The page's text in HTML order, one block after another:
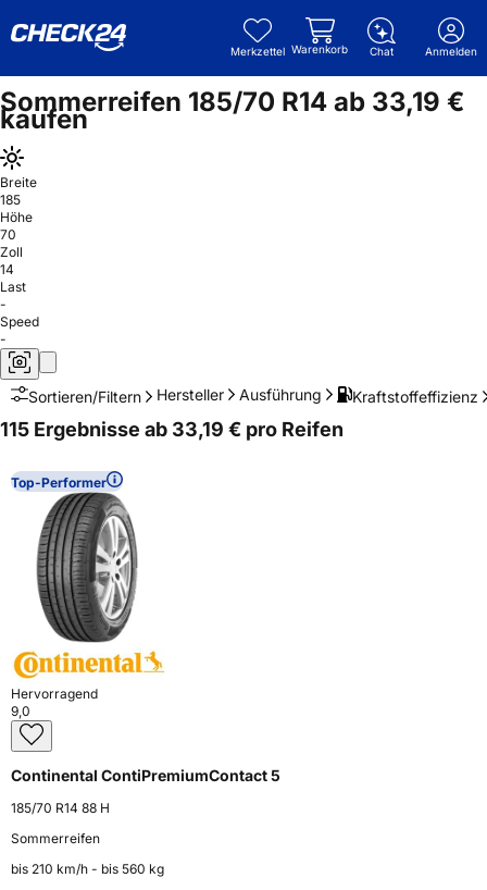
Merkzettel Warenkorb Chat Anmelden
Sommerreifen 185/70 R14 ab 33,19 €
kaufen
Breite
185
Höhe
70
Zoll
14
Last
-
Speed
-
Sortieren/Filtern Hersteller Ausführung Kraftstoffeffizienz
115 Ergebnisse ab 33,19 € pro Reifen
Top-Performer
Hervorragend
9,0
Continental ContiPremiumContact 5
185/70 R14 88 H
Sommerreifen
bis 210 km⁠/⁠h - bis 560 kg